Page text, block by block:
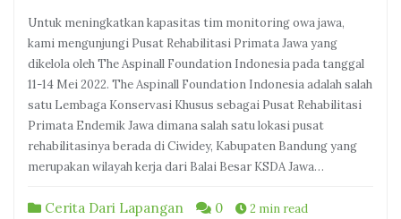
Untuk meningkatkan kapasitas tim monitoring owa jawa,
kami mengunjungi Pusat Rehabilitasi Primata Jawa yang
dikelola oleh The Aspinall Foundation Indonesia pada tanggal
11-14 Mei 2022. The Aspinall Foundation Indonesia adalah salah
satu Lembaga Konservasi Khusus sebagai Pusat Rehabilitasi
Primata Endemik Jawa dimana salah satu lokasi pusat
rehabilitasinya berada di Ciwidey, Kabupaten Bandung yang
merupakan wilayah kerja dari Balai Besar KSDA Jawa…
Cerita Dari Lapangan 0 2 min read